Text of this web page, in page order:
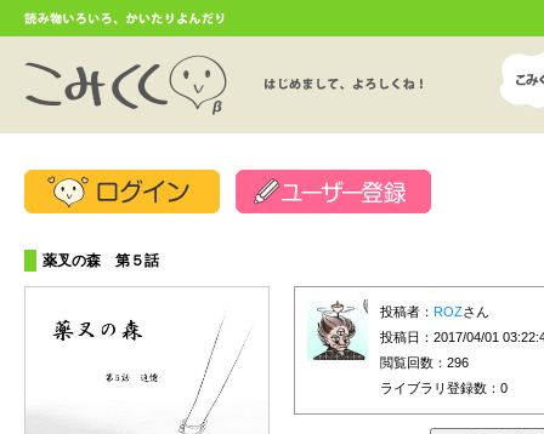
薬叉の森 第５話
投稿者： ROZさん
投稿日：2017/04/01
閲覧回数：296
ライブラリ登録数： 0